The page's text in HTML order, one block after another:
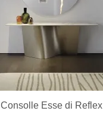
Consolle Esse di Reflex